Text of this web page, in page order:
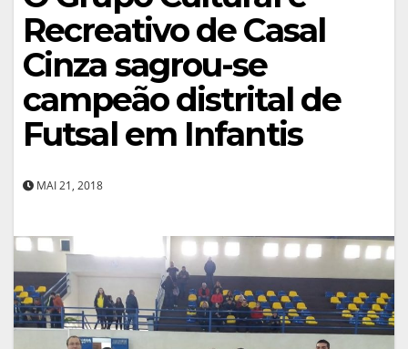
Recreativo de Casal
Cinza sagrou-se
campeão distrital de
Futsal em Infantis
MAI 21, 2018